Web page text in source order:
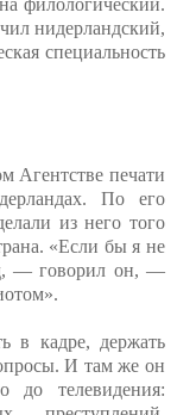
нидерландский,
специальность
Агентстве печати
По его
из него того
«Если бы я не
— говорил он, —
в кадре, держать
И там же он
до телевидения: